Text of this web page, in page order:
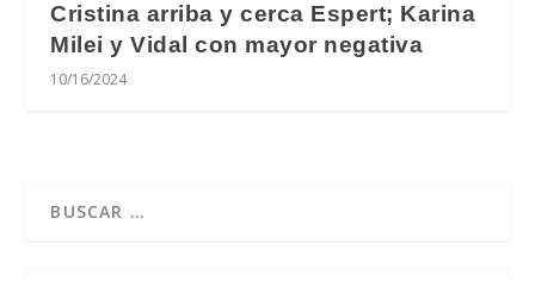
Cristina arriba y cerca Espert; Karina
Milei y Vidal con mayor negativa
10/16/2024